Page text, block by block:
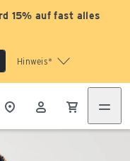
15% auf fast alles
Hinweis*